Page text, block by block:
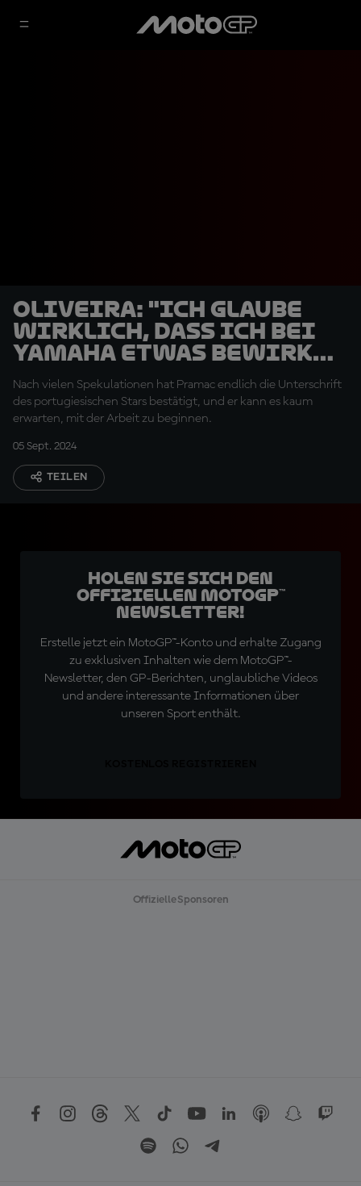
Oliveira: "Ich glaube
wirklich, dass ich bei
Yamaha etwas bewirken
kann"
Nach vielen Spekulationen hat Pramac endlich die Unterschrift
des portugiesischen Stars bestätigt, und er kann es kaum
erwarten, mit der Arbeit zu beginnen.
05 Sept. 2024
TEILEN
Holen Sie sich den
offiziellen MotoGP™
Newsletter!
Erstelle jetzt ein MotoGP™-Konto und erhalte Zugang
zu exklusiven Inhalten wie dem MotoGP™-
Newsletter, den GP-Berichten, unglaubliche Videos
und andere interessante Informationen über
unseren Sport enthält.
Offizielle Sponsoren